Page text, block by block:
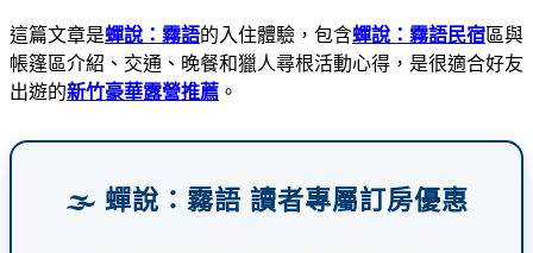
這篇文章是蟬說：霧語的入住體驗，包含蟬說：霧語民宿區與
帳篷區介紹、交通、晚餐和獵人尋根活動心得，是很適合好友
出遊的新竹豪華露營推薦 。
🌫️ 蟬說：霧語 讀者專屬訂房優惠